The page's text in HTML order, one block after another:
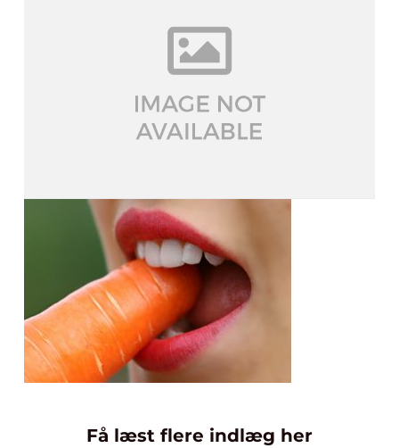
Få læst flere indlæg her